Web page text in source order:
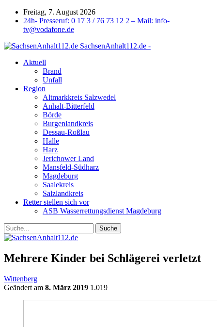
Freitag, 7. August 2026
24h- Presseruf: 0 17 3 / 76 73 12 2 – Mail: info-
tv@vodafone.de
SachsenAnhalt112.de -
Aktuell
Brand
Unfall
Region
Altmarkkreis Salzwedel
Anhalt-Bitterfeld
Börde
Burgenlandkreis
Dessau-Roßlau
Halle
Harz
Jerichower Land
Mansfeld-Südharz
Magdeburg
Saalekreis
Salzlandkreis
Retter stellen sich vor
ASB Wasserrettungsdienst Magdeburg
Mehrere Kinder bei Schlägerei verletzt
Wittenberg
Geändert am 8. März 2019 1.019